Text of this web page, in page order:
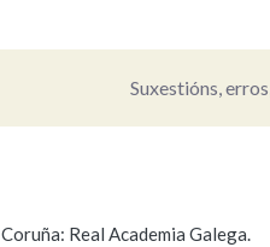
Suxestións,
Real Academia Galega.